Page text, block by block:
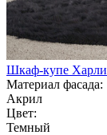
Шкаф-купе Харли
Материал фасада:
Акрил
Цвет:
Темный